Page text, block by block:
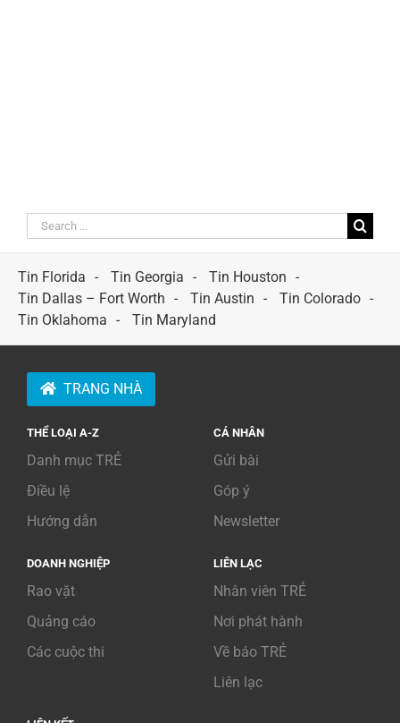
Search
for:
Tin Florida
Tin Georgia
Tin Houston
Tin Dallas – Fort Worth
Tin Austin
Tin Colorado
Tin Oklahoma
Tin Maryland
TRANG NHÀ
THỂ LOẠI A-Z
Danh mục TRẺ
Điều lệ
Hướng dẫn
CÁ NHÂN
Gửi bài
Góp ý
Newsletter
DOANH NGHIỆP
Rao vặt
Quảng cáo
Các cuộc thi
LIÊN LẠC
Nhân viên TRẺ
Nơi phát hành
Về báo TRẺ
Liên lạc